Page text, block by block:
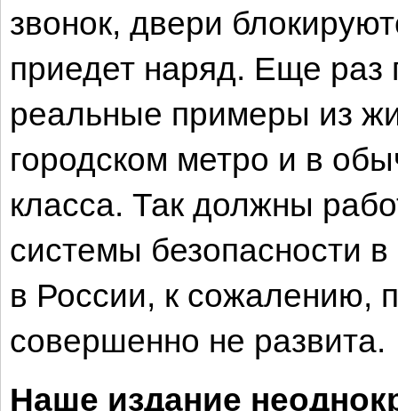
звонок, двери
приедет наряд. Еще раз
реальные примеры из
городском метро и в
класса. Так должны
системы безопасности
в России, к сожалению,
совершенно не развита.
Наше издание